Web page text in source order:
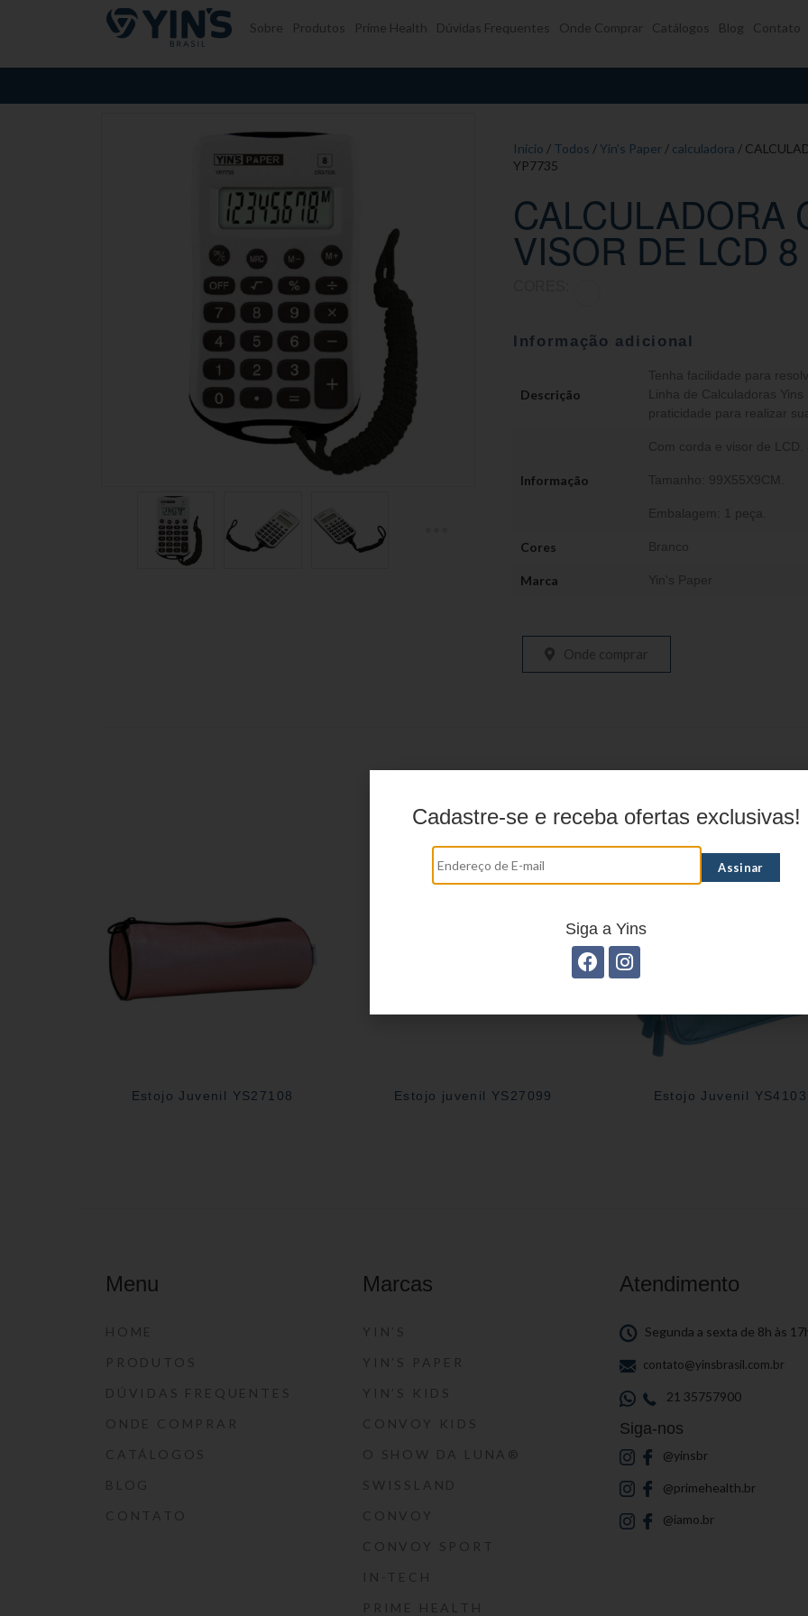
Pular para o conteúdo Sobre Produtos Prime Health Dúvidas Frequentes Onde Comprar Catálogos Blog Contato
Início / Todos /Yin's Paper / calculadora /
YP7735
CALCULADORA
VISOR DE LCD
Informação adicional
Descrição
Tenha facilidade para
Linha de Calculadoras
praticidade para realizar
Informação
Com corda e visor de LCD.
Tamanho: 99X55X9CM.
Embalagem: 1 peça.
Cores Branco
Marca Yin's Paper
Onde comprar
Produtos relacionados
Estojo Juvenil YS27108 Estojo juvenil YS27099 Estojo Juvenil
Menu
HOME
PRODUTOS
DÚVIDAS FREQUENTES
ONDE COMPRAR
CATÁLOGOS
BLOG
CONTATO
Marcas
YIN’S
YIN’S PAPER
YIN’S KIDS
CONVOY KIDS
O SHOW DA LUNA®
SWISSLAND
CONVOY
CONVOY SPORT
IN-TECH
PRIME HEALTH
Atendimento
Segunda a sexta de 8h às
contato@yinsbrasil.com.br
21 35757900
Siga-nos
@yinsbr
@primehealth.br
@iamo.br
Cadastre-se e receba ofertas exclusivas!
Siga a Yins